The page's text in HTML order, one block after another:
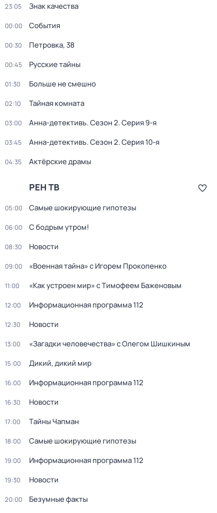
23:05 Знак качества
00:00 События
00:30 Петровка, 38
00:45 Русские тайны
01:30 Больше не смешно
02:10 Тайная комната
03:00 Анна-детективъ. Сезон 2. Серия 9-я
03:45 Анна-детективъ. Сезон 2. Серия 10-я
04:35 Актёрские драмы
РЕН ТВ
05:00 Самые шoкиpующие гипотезы
06:00 С бодрым утром!
08:30 Новости
09:00 «Военная тайна» с Игорем Прокопенко
11:00 «Как устроен мир» с Тимофеем Баженовым
12:00 Информационная программа 112
12:30 Новости
13:00 «Загадки человечества» с Олегом Шишкиным
15:00 Дикий, дикий мир
16:00 Информационная программа 112
16:30 Новости
17:00 Тaйны Чапман
18:00 Самые шoкиpующие гипотезы
19:00 Информационная программа 112
19:30 Новости
20:00 Безумные факты